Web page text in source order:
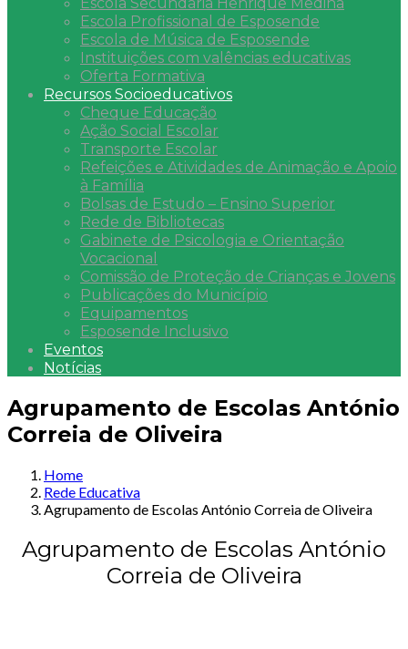
Escola Profissional de Esposende
Escola de Música de Esposende
Instituições com valências educativas
Oferta Formativa
Recursos Socioeducativos
Cheque Educação
Ação Social Escolar
Transporte Escolar
Refeições e Atividades de Animação e Apoio
à Família
Bolsas de Estudo – Ensino Superior
Rede de Bibliotecas
Gabinete de Psicologia e Orientação
Vocacional
Comissão de Proteção de Crianças e Jovens
Publicações do Município
Equipamentos
Esposende Inclusivo
Eventos
Notícias
Agrupamento de Escolas António
Correia de Oliveira
Home
Rede Educativa
Agrupamento de Escolas António Correia de Oliveira
Agrupamento de Escolas António
Correia de Oliveira